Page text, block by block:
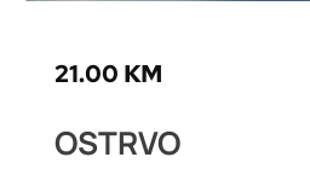
21.00 KM
OSTRVO